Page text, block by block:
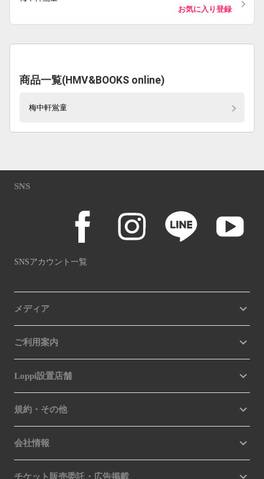
お気に入り登録
商品一覧(HMV&BOOKS online)
梅中軒鴬童
SNS
SNSアカウント一覧
メディア
ご利用案内
Loppi設置店舗
規約・その他
会社情報
チケット販売委託・広告掲載